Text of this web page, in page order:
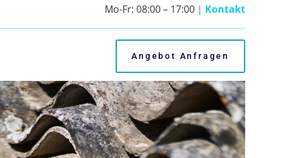
Mo-Fr: 08:00 – 17:00 | Kontakt
Angebot Anfragen
Angebot Anfragen